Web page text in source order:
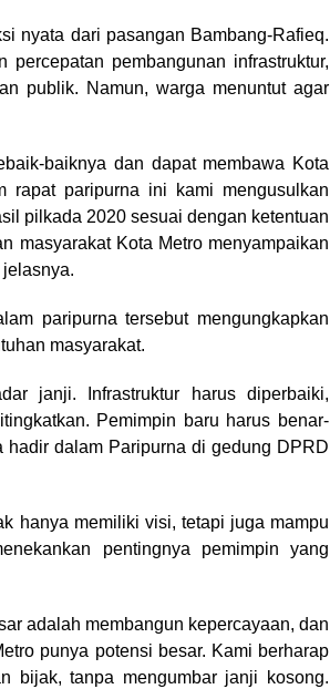
nyata dari pasangan Bambang-Rafieq.
pembangunan infrastruktur,
publik. Namun, warga menuntut agar
baiknya dan dapat membawa Kota
paripurna ini kami mengusulkan
pilkada 2020 sesuai dengan ketentuan
masyarakat Kota Metro menyampaikan
paripurna tersebut mengungkapkan
masyarakat.
janji. Infrastruktur harus diperbaiki,
Pemimpin baru harus benar-
hadir dalam Paripurna di gedung DPRD
hanya memiliki visi, tetapi juga mampu
pentingnya pemimpin yang
adalah membangun kepercayaan, dan
punya potensi besar. Kami berharap
bijak, tanpa mengumbar janji kosong.